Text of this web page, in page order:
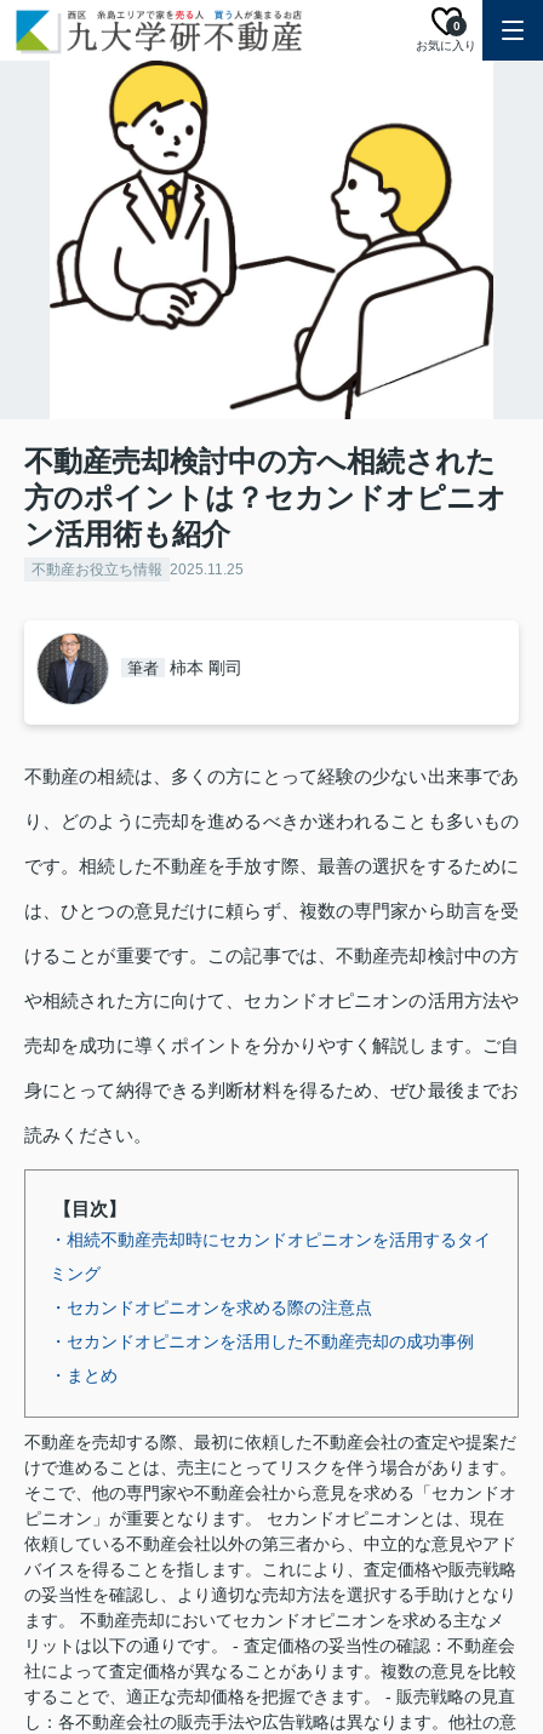
お気に入り
0
不動産売却検討中の方へ相続された
方のポイントは？セカンドオピニオ
ン活用術も紹介
不動産お役立ち情報 2025.11.25
筆者 柿本 剛司
不動産の相続は、多くの方にとって経験の少ない出来事であ
り、どのように売却を進めるべきか迷われることも多いもの
です。相続した不動産を手放す際、最善の選択をするために
は、ひとつの意見だけに頼らず、複数の専門家から助言を受
けることが重要です。この記事では、不動産売却検討中の方
や相続された方に向けて、セカンドオピニオンの活用方法や
売却を成功に導くポイントを分かりやすく解説します。ご自
身にとって納得できる判断材料を得るため、ぜひ最後までお
読みください。
【目次】
・相続不動産売却時にセカンドオピニオンを活用するタイ
ミング
・セカンドオピニオンを求める際の注意点
・セカンドオピニオンを活用した不動産売却の成功事例
・まとめ
不動産を売却する際、最初に依頼した不動産会社の査定や提案だ
けで進めることは、売主にとってリスクを伴う場合があります。
そこで、他の専門家や不動産会社から意見を求める「セカンドオ
ピニオン」が重要となります。 セカンドオピニオンとは、現在
依頼している不動産会社以外の第三者から、中立的な意見やアド
バイスを得ることを指します。これにより、査定価格や販売戦略
の妥当性を確認し、より適切な売却方法を選択する手助けとなり
ます。 不動産売却においてセカンドオピニオンを求める主なメ
リットは以下の通りです。 - 査定価格の妥当性の確認：不動産会
社によって査定価格が異なることがあります。複数の意見を比較
することで、適正な売却価格を把握できます。 - 販売戦略の見直
し：各不動産会社の販売手法や広告戦略は異なります。他社の意